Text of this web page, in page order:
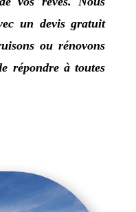
un devis gratuit
ou rénovons
répondre à toutes